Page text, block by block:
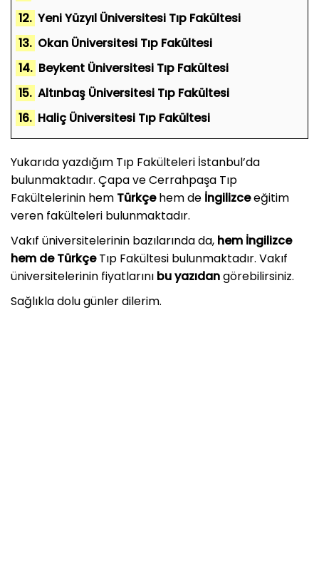
12. Yeni Yüzyıl Üniversitesi Tıp Fakültesi
13. Okan Üniversitesi Tıp Fakültesi
14. Beykent Üniversitesi Tıp Fakültesi
15. Altınbaş Üniversitesi Tıp Fakültesi
16. Haliç Üniversitesi Tıp Fakültesi
Yukarıda yazdığım Tıp Fakülteleri İstanbul’da
bulunmaktadır. Çapa ve Cerrahpaşa Tıp
Fakültelerinin hem Türkçehem de İngilizceeğitim
veren fakülteleri bulunmaktadır.
Vakıf üniversitelerinin bazılarında da, hem İngilizce
hem de TürkçeTıp Fakültesi bulunmaktadır. Vakıf
üniversitelerinin fiyatlarını bu yazıdangörebilirsiniz.
Sağlıkla dolu günler dilerim.